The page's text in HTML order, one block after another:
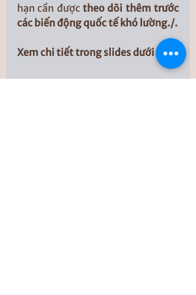
hạn cần được theo dõi thêm trước
các biến động quốc tế khó lường./.
Xem chi tiết trong slides dưới đây: